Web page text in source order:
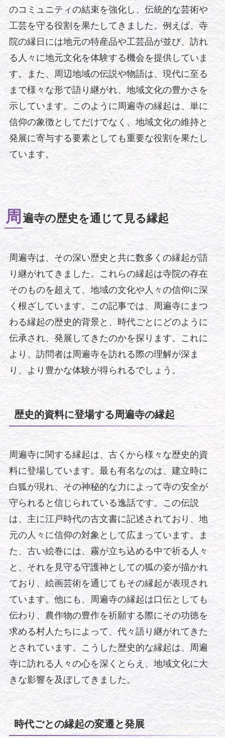
のコミュニティの結束を強化し、伝統的な芸術や
工芸を守る役割を果たしてきました。例えば、寺
院の縁日には地元の特産品や工芸品が並び、訪れ
る人々に地元文化を体験する機会を提供していま
す。また、周辺地域の伝説や物語は、現代に至る
まで様々な形で語り継がれ、地域文化の豊かさを
示しています。このように周遍寺の縁起は、単に
信仰の象徴としてだけでなく、地域文化の維持と
発展に寄与する要素としても重要な役割を果たし
ています。
周 遍寺の歴史を通じて見る縁起
周遍寺は、その深い歴史と共に数多くの縁起が語
り継がれてきました。これらの縁起は寺院の存在
そのものを超えて、地域の文化や人々の信仰に深
く根ざしています。この記事では、周遍寺にまつ
わる縁起の歴史的背景と、時代ごとにどのように
伝承され、発展してきたのかを探ります。これに
より、訪問者は周遍寺を訪れる際の理解が深ま
り、より豊かな体験が得られるでしょう。
歴史的資料に登場する周遍寺の縁起
周遍寺に関する縁起は、古くから様々な歴史的資
料に登場しています。最も有名なのは、建立時に
白狐が現れ、その神秘的な力によって寺の安全が
守られると信じられている逸話です。この伝説
は、主に江戸時代の古文書に記述されており、地
元の人々に信仰の対象として広まっています。ま
た、古い絵巻には、霧が立ち込める中で祈る人々
と、それを見守る守護神としての狐の姿が描かれ
ており、絵画芸術を通じてもその縁起が表現され
ています。他にも、周遍寺の縁起は口伝としても
伝わり、農作物の豊作を祈願する際にその功徳を
求める村人たちによって、代々語り継がれてきた
とされています。こうした歴史的な縁起は、周遍
寺に訪れる人々の心を深くとらえ、地域文化に大
きな影響を及ぼしてきました。
時代ごとの縁起の変遷と発展